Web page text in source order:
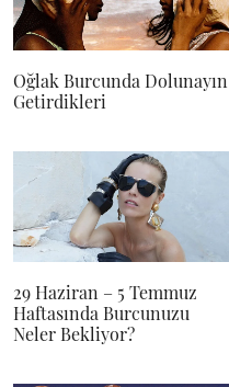
Oğlak Burcunda Dolunayın
Getirdikleri
29 Haziran – 5 Temmuz
Haftasında Burcunuzu
Neler Bekliyor?